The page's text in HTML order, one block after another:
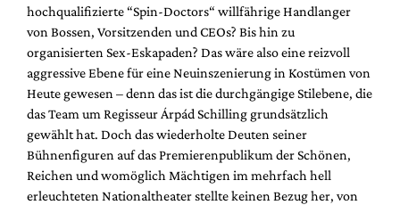
Newsletter
Redaktion
Autor:innen
Partner
Mediadaten
Suche
hochqualifizierte “Spin-Doctors“ willfährige Handlanger
von Bossen, Vorsitzenden und CEOs? Bis hin zu
organisierten Sex-Eskapaden? Das wäre also eine reizvoll
aggressive Ebene für eine Neuinszenierung in Kostümen von
Heute gewesen – denn das ist die durchgängige Stilebene, die
das Team um Regisseur Árpád Schilling grundsätzlich
gewählt hat. Doch das wiederholte Deuten seiner
Bühnenfiguren auf das Premierenpublikum der Schönen,
Reichen und womöglich Mächtigen im mehrfach hell
erleuchteten Nationaltheater stellte keinen Bezug her, von